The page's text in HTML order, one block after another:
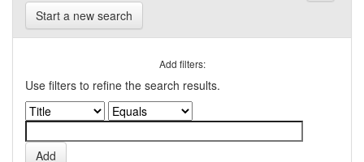
Start a new search
Add filters:
Use filters to refine the search results.